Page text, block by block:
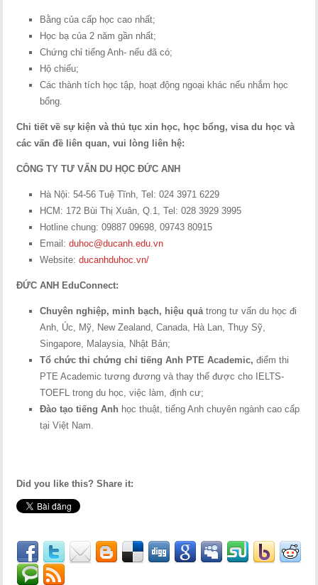
Bằng của cấp học cao nhất;
Học bạ của 2 năm gần nhất;
Chứng chỉ tiếng Anh- nếu đã có;
Hộ chiếu;
Các thành tích học tập, hoạt động ngoại khác nếu nhắm học
bổng.
Chi tiết về sự kiện và thủ tục xin học, học bổng, visa du học và
các vấn đề liên quan, vui lòng liên hệ:
CÔNG TY TƯ VẤN DU HỌC ĐỨC ANH
Hà Nội: 54-56 Tuệ Tĩnh, Tel: 024 3971 6229
HCM: 172 Bùi Thị Xuân, Q.1, Tel: 028 3929 3995
Hotline chung: 09887 09698, 09743 80915
Email:duhoc@ducanh.edu.vn
Website:ducanhduhoc.vn/
ĐỨC ANH EduConnect:
Chuyên nghiệp, minh bạch, hiệu quảtrong tư vấn du học đi
Anh, Úc, Mỹ, New Zealand, Canada, Hà Lan, Thụy Sỹ,
Singapore, Malaysia, Nhật Bản;
Tổ chức thi chứng chỉ tiếng Anh PTE Academic,điểm thi
PTE Academic tương đương và thay thế được cho IELTS-
TOEFL trong du học, việc làm, định cư;
Đào tạo tiếng Anh học thuật, tiếng Anh chuyên ngành cao cấp
tại Việt Nam.
Did you like this? Share it: